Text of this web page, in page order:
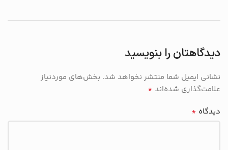
دیدگاهتان را بنویسید
نشانی ایمیل شما منتشر نخواهد شد. بخش‌های موردنیاز
علامت‌گذاری شده‌اند *
دیدگاه *